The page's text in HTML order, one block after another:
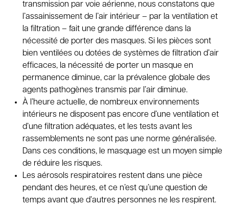
transmission par voie aérienne, nous constatons que
l’assainissement de l’air intérieur – par la ventilation et
la filtration – fait une grande différence dans la
nécessité de porter des masques. Si les pièces sont
bien ventilées ou dotées de systèmes de filtration d’air
efficaces, la nécessité de porter un masque en
permanence diminue, car la prévalence globale des
agents pathogènes transmis par l’air diminue.
À l’heure actuelle, de nombreux environnements
intérieurs ne disposent pas encore d’une ventilation et
d’une filtration adéquates, et les tests avant les
rassemblements ne sont pas une norme généralisée.
Dans ces conditions, le masquage est un moyen simple
de réduire les risques.
Les aérosols respiratoires restent dans une pièce
pendant des heures, et ce n’est qu’une question de
temps avant que d’autres personnes ne les respirent.